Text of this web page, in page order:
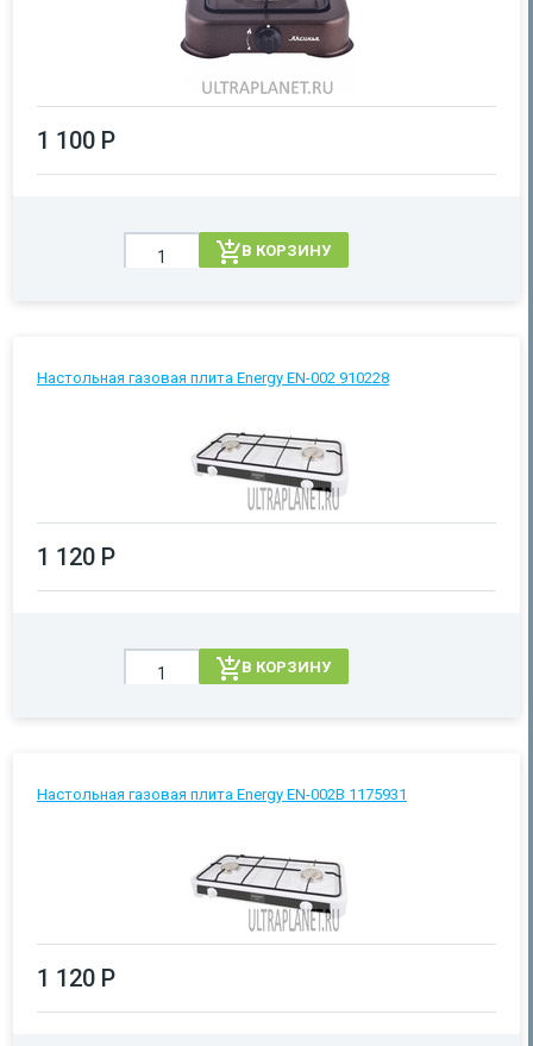
1 100 Р
В КОРЗИНУ
Настольная газовая плита Energy EN-002 910228
1 120 Р
В КОРЗИНУ
Настольная газовая плита Energy EN-002B 1175931
1 120 Р